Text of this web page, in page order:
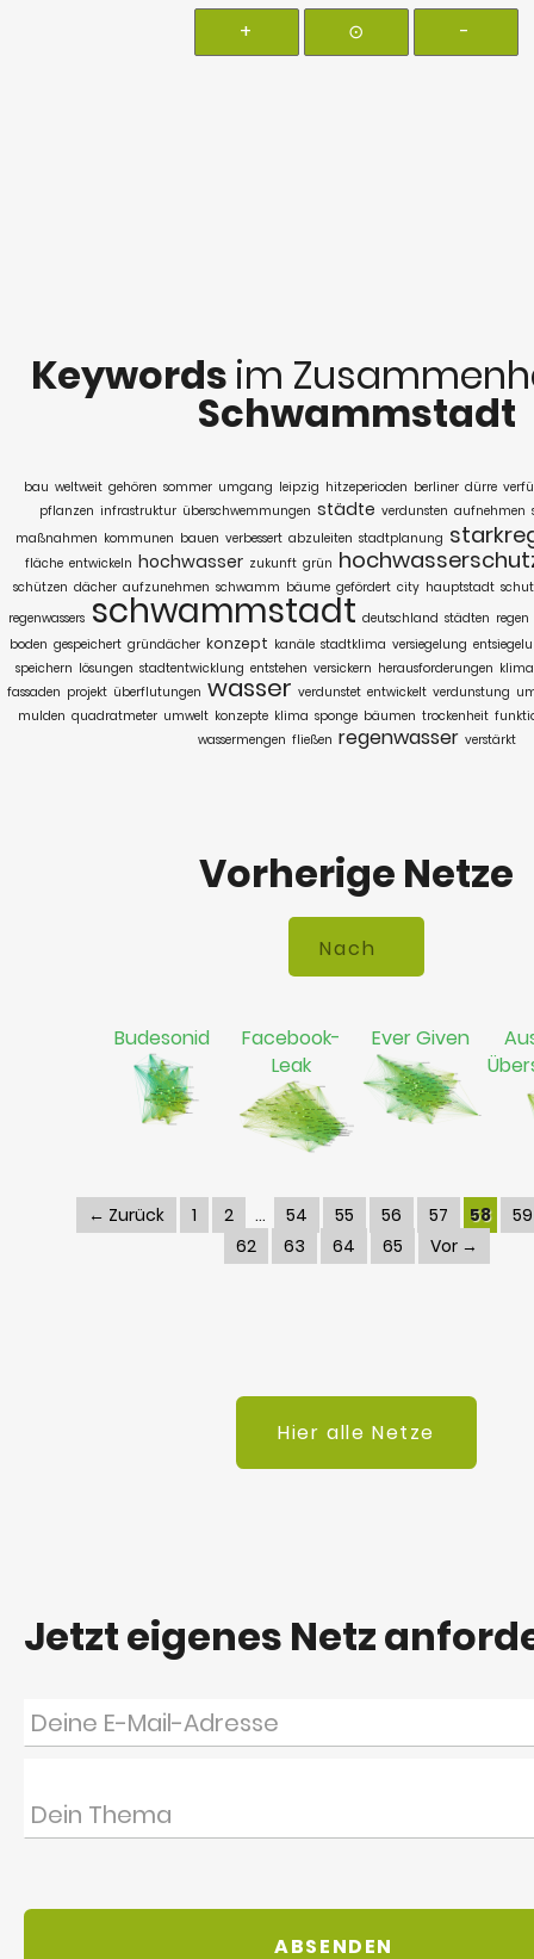
+ ⊙ -
Keywords im
Schwammstadt
bau weltweit gehören sommer umgang leipzig hitzeperioden berliner dürre
pflanzen infrastruktur überschwemmungen städte verdunsten aufnehmen
maßnahmen kommunen bauen verbessert abzuleiten stadtplanung
fläche entwickeln hochwasser zukunft grün
schützen dächer aufzunehmen schwamm bäume gefördert city hauptstadt
regenwassers schwammstadt deutschland städten regen
boden gespeichert gründächer konzept kanäle stadtklima versiegelung
speichern lösungen stadtentwicklung entstehen versickern herausforderungen
fassaden projekt überflutungen wasser verdunstet entwickelt verdunstung
mulden quadratmeter umwelt konzepte klima sponge bäumen trockenheit
wassermengen fließen regenwasser verstärkt
Vorherige Netze
Budesonid
Facebook-
Leak
Ever Given
← Zurück 1 2 54 55 56 57 58
59
62
63 64 65 Vor →
Hier alle Netze
Jetzt eigenes Netz